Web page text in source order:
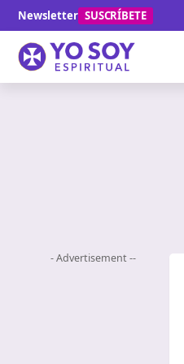
Newsletter SUSCRÍBETE
- Advertisement --